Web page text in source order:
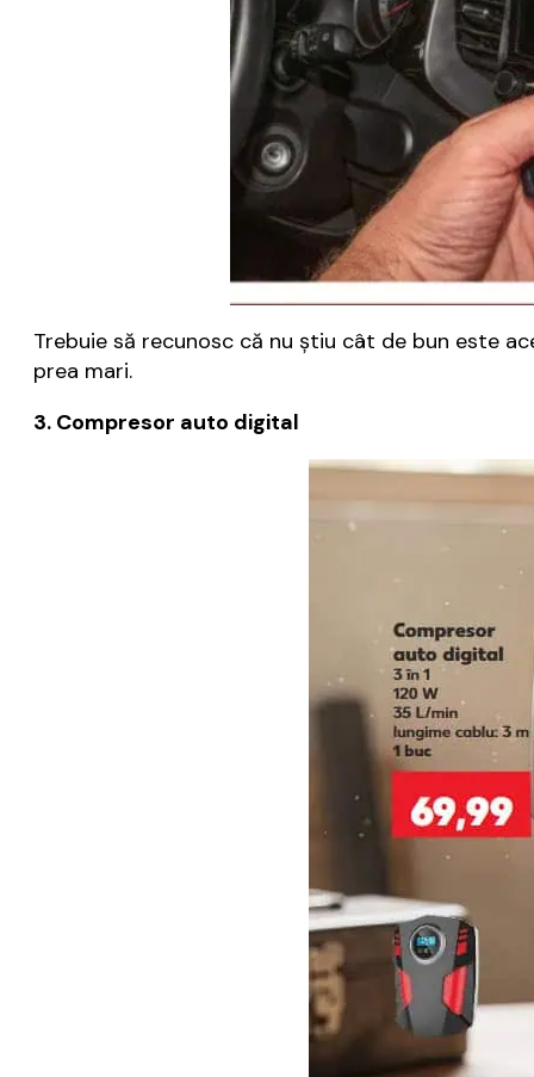
Trebuie să recunosc că nu ştiu cât de bun este
prea mari.
3. Compresor auto digital